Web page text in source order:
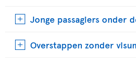
Jonge passagiers onder
Overstappen zonder